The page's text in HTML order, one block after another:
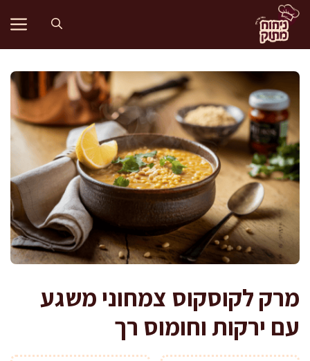
לדלג
לתוכן
מרק לקוסקוס צמחוני משגע
עם ירקות וחומוס רך